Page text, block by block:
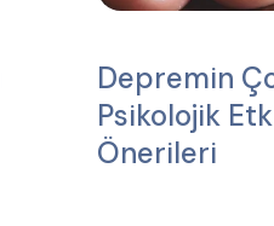
Depremin
Psikolojik
Önerileri